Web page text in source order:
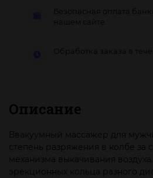
Безопасная оплата
нашем сайте.
Обработка заказа в
Описание
Ввакуумный массажер для
степень разряжения в колбе за
механизма выкачивания
эрекционных кольца разного